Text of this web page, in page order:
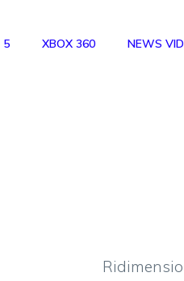
5 XBOX 360 NEWS